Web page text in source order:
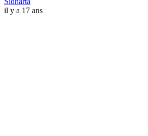
il y a 17 ans